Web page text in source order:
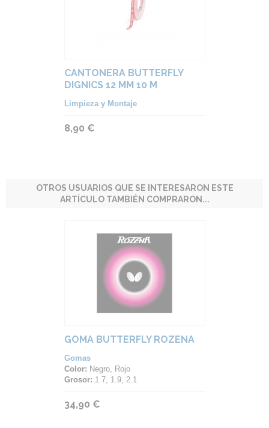
CANTONERA BUTTERFLY
DIGNICS 12 MM 10 M
Limpieza y Montaje
8,90 €
OTROS USUARIOS QUE SE INTERESARON ESTE
ARTÍCULO TAMBIÉN COMPRARON...
GOMA BUTTERFLY ROZENA
Gomas
Color: Negro, Rojo
Grosor: 1.7, 1.9, 2.1
34,90 €